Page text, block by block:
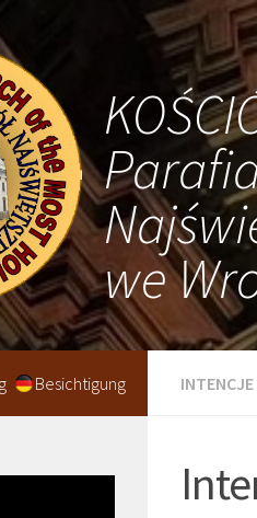
we
INTENCJE
Besichtigung